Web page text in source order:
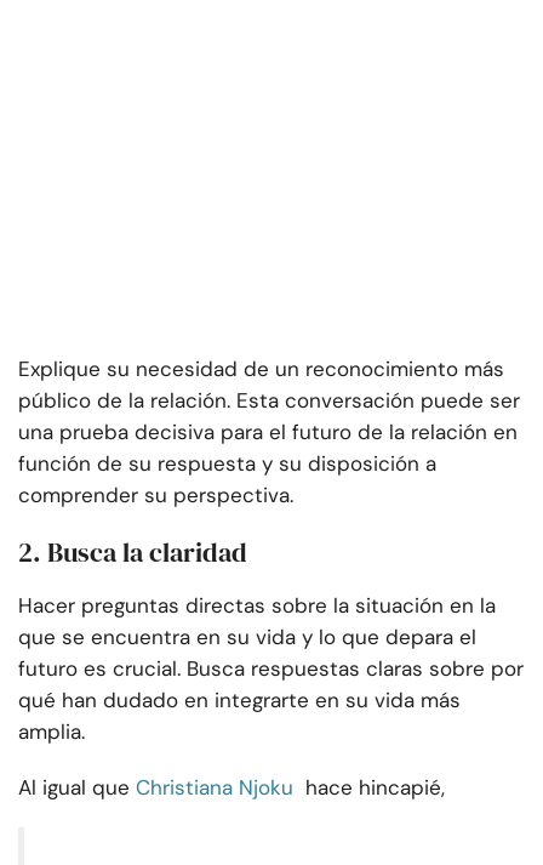
Explique su necesidad de un reconocimiento más
público de la relación. Esta conversación puede ser
una prueba decisiva para el futuro de la relación en
función de su respuesta y su disposición a
comprender su perspectiva.
2. Busca la claridad
Hacer preguntas directas sobre la situación en la
que se encuentra en su vida y lo que depara el
futuro es crucial. Busca respuestas claras sobre por
qué han dudado en integrarte en su vida más
amplia.
Al igual que Christiana Njoku hace hincapié,